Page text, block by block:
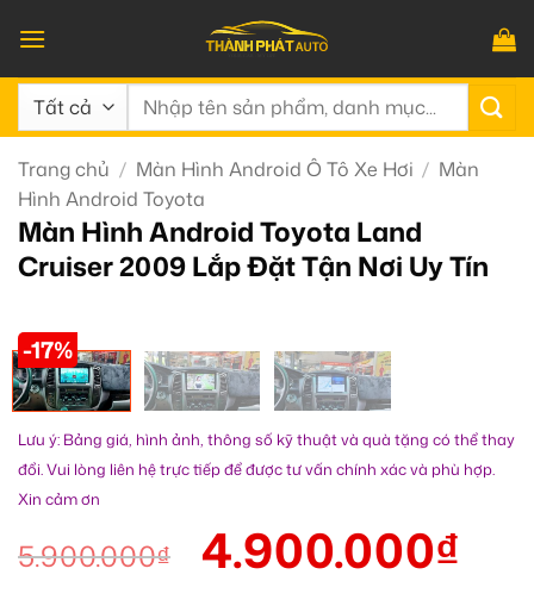
qua
nội
dung
Tìm
Trang chủ / Màn Hình Android Ô Tô Xe Hơi / Màn
Hình Android Toyota
Màn Hình Android Toyota Land
Cruiser 2009 Lắp Đặt Tận Nơi Uy Tín
-17%
Lưu ý: Bảng giá, hình ảnh, thông số kỹ thuật và quà tặng có thể thay
đổi. Vui lòng liên hệ trực tiếp để được tư vấn chính xác và phù hợp.
Xin cảm ơn
5.900.000₫ 4.900.000₫